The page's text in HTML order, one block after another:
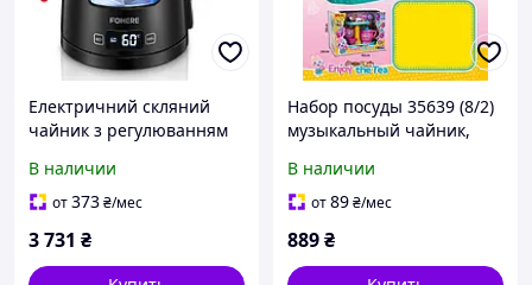
Електричний скляний
чайник з регулюванням
Вт | Підтримка тепла | 5
кольорових індикаторів |
В наличии
от373₴/мес
3 731 ₴
Набор посуды 35639 (8/2)
музыкальный чайник,
режима работы,
переключатель мелодий,
В наличии
от89₴/мес
889₴